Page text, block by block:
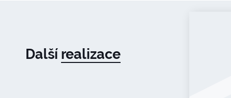
Další realizace